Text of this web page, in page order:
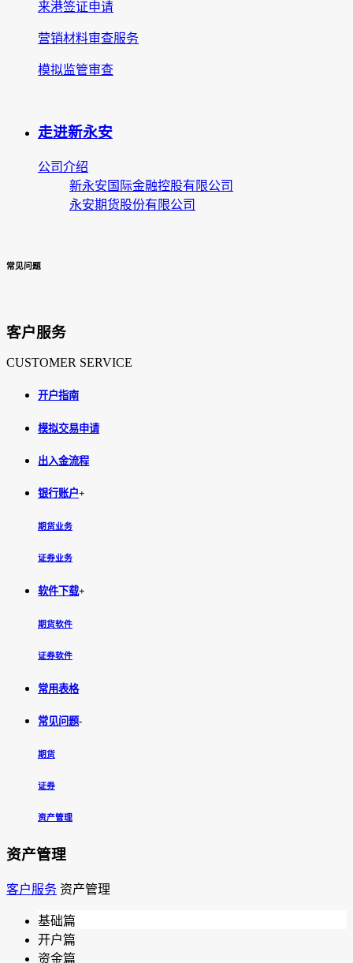
来港签证申请
营销材料审查服务
模拟监管审查
走进新永安
公司介绍
新永安国际金融控股有限公司
永安期货股份有限公司
常见问题
客户服务
CUSTOMER SERVICE
开户指南
模拟交易申请
出入金流程
银行账户+
期货业务
证券业务
软件下载+
期货软件
证券软件
常用表格
常见问题-
期货
证券
资产管理
资产管理
客户服务 资产管理
基础篇
开户篇
资金篇